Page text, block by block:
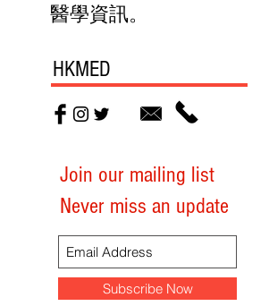
醫學資訊。
HKMED
Join our mailing list
Never miss an update
Subscribe Now